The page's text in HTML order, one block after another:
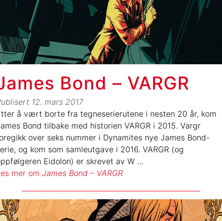
Bond – VARGR
12. mars 2017
å vært borte fra tegneserierutene i nesten 20 år, kom
Bond tilbake med historien VARGR i 2015. Vargr
over seks nummer i Dynamites nye James Bond-
og kom som samleutgave i 2016. VARGR (og
Eidolon) er skrevet av W ...
mer om James Bond – VARGR